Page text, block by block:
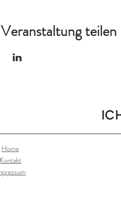
teilen
Home
Kontakt